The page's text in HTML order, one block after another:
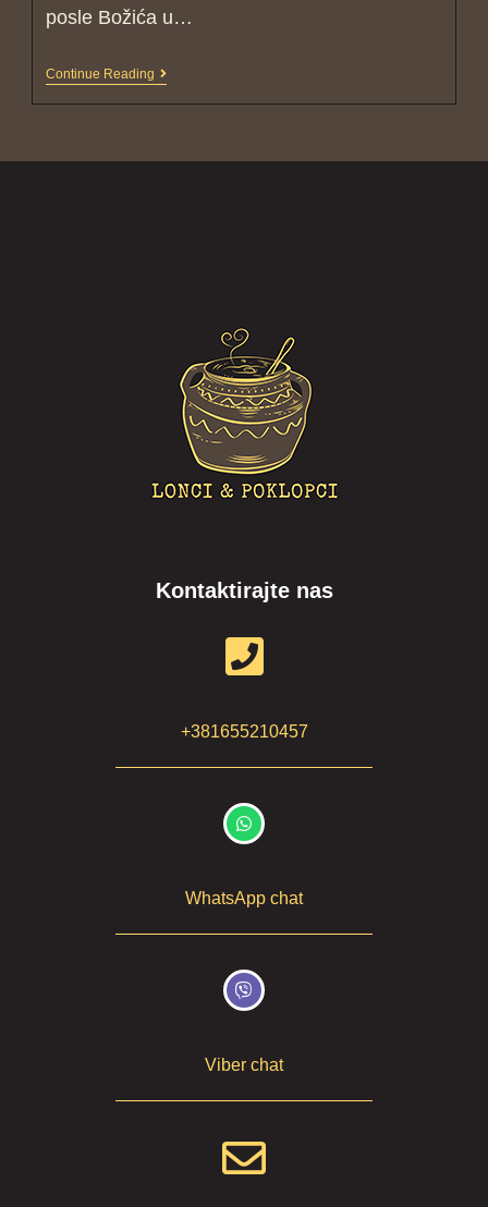
posle Božića u…
Continue Reading
Kontaktirajte nas
+381655210457
WhatsApp chat
Viber chat